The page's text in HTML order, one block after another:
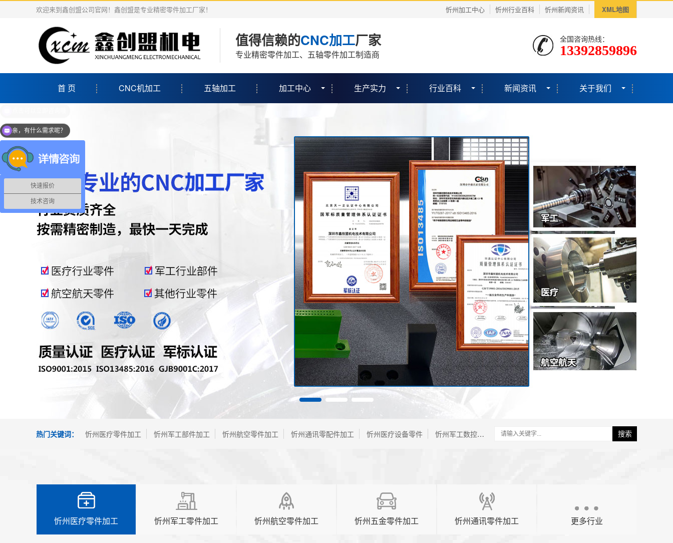
欢迎来到鑫创盟公司官网！鑫创盟是专业精密零件加工厂家！ 忻州加工中心 忻州行业百科 忻州新闻资讯 XML地图
值得信赖的CNC加工厂家
专业精密零件加工、五轴零件加工制造商
全国咨询热线：
13392859896
首 页 CNC机加工 五轴加工 加工中心 生产实力 行业百科 新闻资讯 关于我们
热门关键词： 忻州医疗零件加工 忻州军工部件加工 忻州航空零件加工 忻州通讯零配件加工 忻州医疗设备零件 忻州军工数控加工 搜索
忻州医疗零件加工 忻州军工零件加工 忻州航空零件加工 忻州五金零件加工 忻州通讯零件加工 更多行业
快速报价
技术咨询
亲，有什么需求呢？